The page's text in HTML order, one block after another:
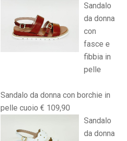
Sandalo
da donna
con
fasce e
fibbia in
pelle
Sandalo da donna con borchie in
pelle cuoio € 109,90
Sandalo
da donna